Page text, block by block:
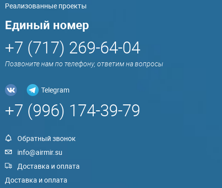
Реализованные проекты
Единый номер
+7 (717) 269-64-04
Позвоните нам по телефону, ответим на вопросы
Telegram
+7 (996) 174-39-79
Обратный звонок
info@airmir.su
Доставка и оплата
Доставка и оплата